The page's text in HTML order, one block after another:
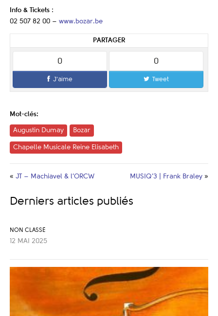
Info & Tickets :
02 507 82 00 – www.bozar.be
PARTAGER
0
J'aime
0
Tweet
Mot-clés:
Augustin Dumay Bozar
Chapelle Musicale Reine Elisabeth
« JT – Machiavel & l’ORCW MUSIQ’3 | Frank Braley »
Derniers articles publiés
NON CLASSÉ
12 MAI 2025